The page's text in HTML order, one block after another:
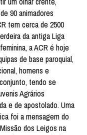
90 animadores
tem cerca de 2500
da antiga Liga
a ACR é hoje
de base paroquial,
homens e
tendo se
Agrários
e de apostolado. Uma
foi a mensagem do
dos Leigos na